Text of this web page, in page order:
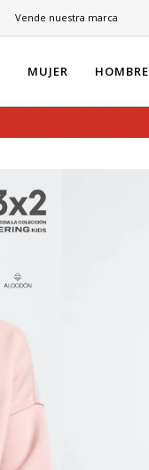
MUJER HOMBRE
Vende nuestra marca